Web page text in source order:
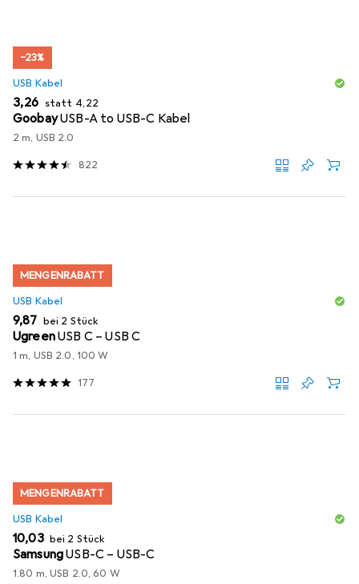
−23%
USB Kabel
EUR
3,26 statt EUR
4,22
GoobayUSB-A to USB-C Kabel
2 m, USB 2.0
822
MENGENRABATT
USB Kabel
EUR
9,87 bei 2 Stück
UgreenUSB C – USB C
1 m, USB 2.0, 100 W
177
MENGENRABATT
USB Kabel
EUR
10,03 bei 2 Stück
SamsungUSB-C – USB-C
1.80 m, USB 2.0, 60 W